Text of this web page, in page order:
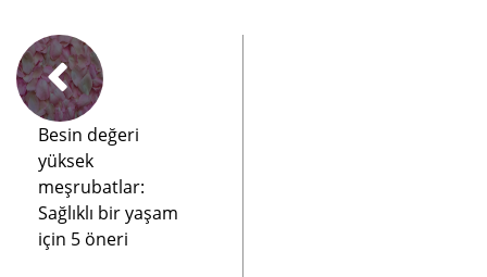
Besin değeri
yüksek
meşrubatlar:
Sağlıklı bir yaşam
için 5 öneri